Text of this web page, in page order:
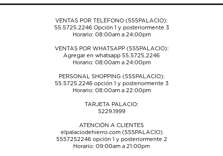
de
de
de
de
de
VENTAS POR TELÉFONO (555PALACIO):
55.5725.2246Opción 1 y posteriormente 3
Horario: 08:00am a 24:00pm
VENTAS POR WHATSAPP (555PALACIO):
Agregar en whatsapp 55.5725.2246
Horario: 08:00am a 24:00pm
PERSONAL SHOPPING (555PALACIO):
55.5725.2246opción 1 y posteriormente 3
Horario: 08:00am a 22:00pm
TARJETA PALACIO:
5229.1999
ATENCIÓN A CLIENTES
elpalaciodehierro.com (555PALACIO)
5557252246opción 1 y posteriormente 2
Horario: 09:00am a 21:00pm